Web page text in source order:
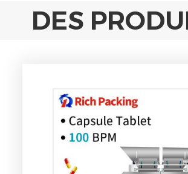
DES